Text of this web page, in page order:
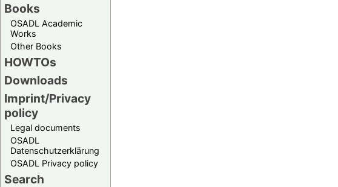
Books
OSADL Academic
Works
Other Books
HOWTOs
Downloads
Imprint/Privacy
policy
Legal documents
OSADL
Datenschutzerklärung
OSADL Privacy policy
Search